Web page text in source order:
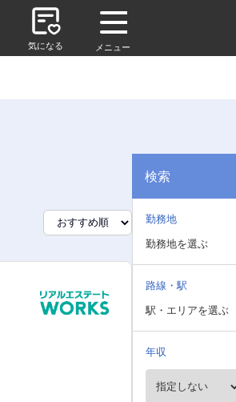
気になる メニュー
検索
勤務地
勤務地を選ぶ
路線・駅
駅・エリアを選ぶ
年収